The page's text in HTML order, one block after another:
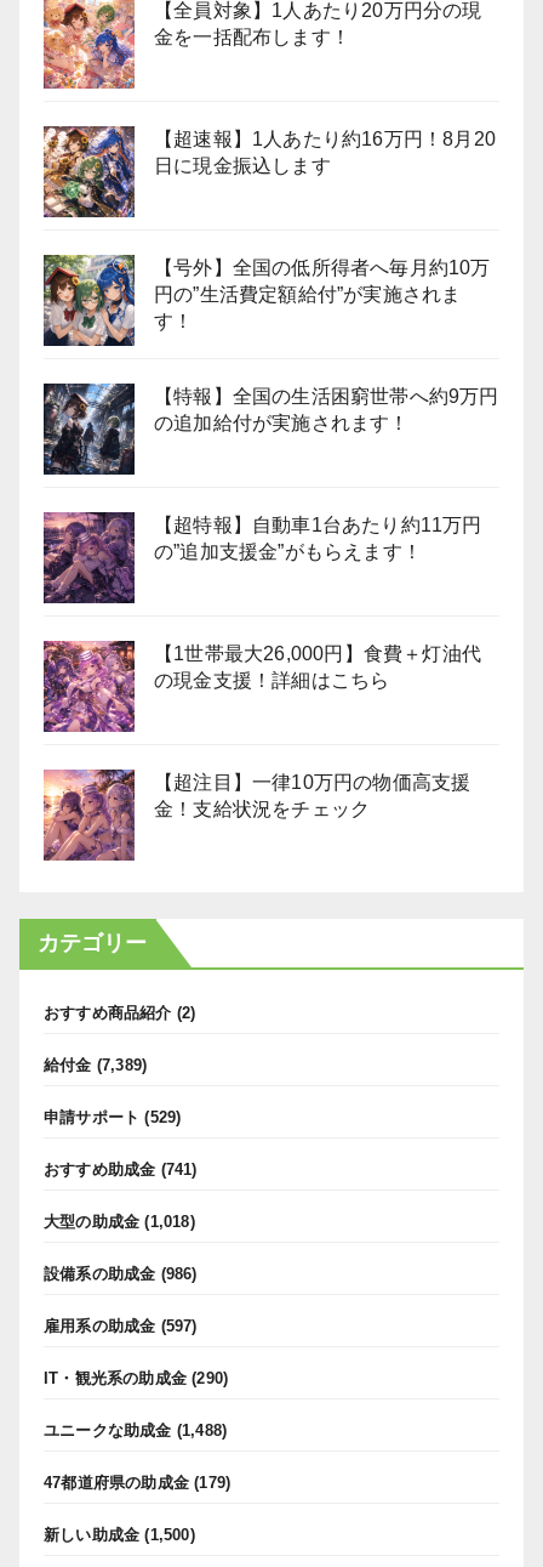
【全員対象】1人あたり20万円分の現
金を一括配布します！
【超速報】1人あたり約16万円！8月20
日に現金振込します
【号外】全国の低所得者へ毎月約10万
円の”生活費定額給付”が実施されま
す！
【特報】全国の生活困窮世帯へ約9万円
の追加給付が実施されます！
【超特報】自動車1台あたり約11万円
の”追加支援金”がもらえます！
【1世帯最大26,000円】食費＋灯油代
の現金支援！詳細はこちら
【超注目】一律10万円の物価高支援
金！支給状況をチェック
カテゴリー
おすすめ商品紹介 (2)
給付金 (7,389)
申請サポート (529)
おすすめ助成金 (741)
大型の助成金 (1,018)
設備系の助成金 (986)
雇用系の助成金 (597)
IT・観光系の助成金 (290)
ユニークな助成金 (1,488)
47都道府県の助成金 (179)
新しい助成金 (1,500)